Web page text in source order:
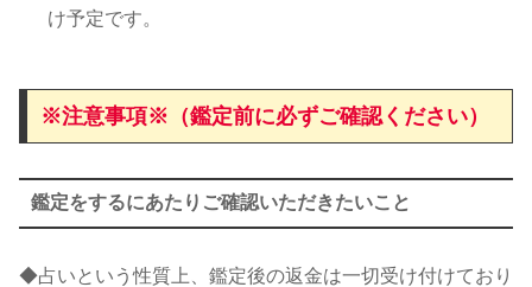
け予定です。
※注意事項※（鑑定前に必ずご確認ください）
鑑定をするにあたりご確認いただきたいこと
◆占いという性質上、鑑定後の返金は一切受け付けており